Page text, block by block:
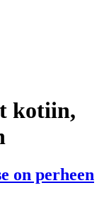
kotiin,
on perheen